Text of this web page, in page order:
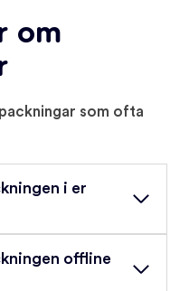
om
som ofta
i er
offline